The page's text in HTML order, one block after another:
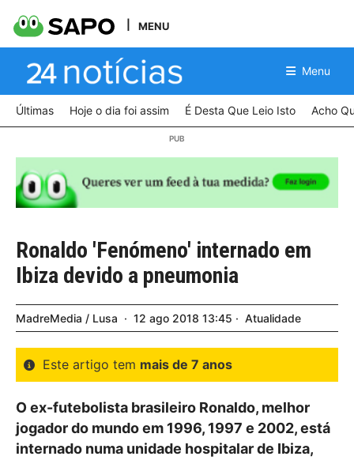
MENU
Menu
Últimas Hoje o dia foi assim É Desta Que Leio Isto Acho
Ronaldo 'Fenómeno' internado em
Ibiza devido a pneumonia
MadreMedia / Lusa 12 ago 2018 13:45 Atualidade
Este artigo tem mais de 7 anos
O ex-futebolista brasileiro Ronaldo, melhor
jogador do mundo em 1996, 1997 e 2002, está
internado numa unidade hospitalar de Ibiza,